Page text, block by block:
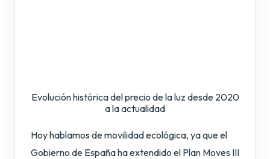
Evolución histórica del precio de la luz desde 2020
a la actualidad
Hoy hablamos de movilidad ecológica, ya que el
Gobierno de España ha extendido el Plan Moves III